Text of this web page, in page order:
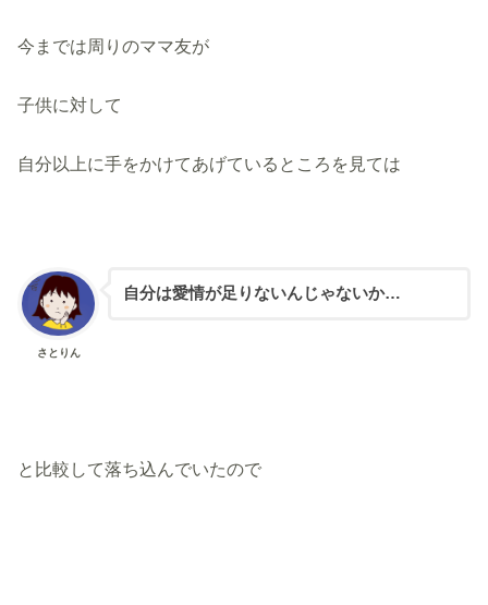
今までは周りのママ友が
子供に対して
自分以上に手をかけてあげているところを見ては
さとりん
自分は愛情が足りないんじゃないか…
と比較して落ち込んでいたので